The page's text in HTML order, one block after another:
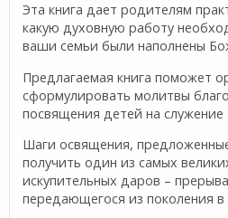
Эта книга дает родителям
ка­кую духовную работу
ваши семьи были наполнены
Пред­лагаемая книга поможет
сформули­ровать молитвы
посвящения детей на служение
Шаги освящения,
получить один из самых
искупительных даров –
передающегося из поколения в